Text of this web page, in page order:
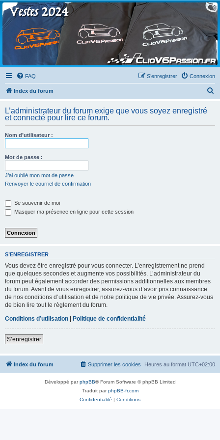
Clio V6 Passion
Le site français des passionnés de Clio V6
FAQ Connexion
S’enregistrer
Index du forum
h
L’administrateur du forum exige que vous soyez enregistré
et connecté pour lire ce forum.
Nom d’utilisateur :
Mot de passe :
J’ai oublié mon mot de passe
Renvoyer le courriel de confirmation
Se souvenir de moi
Masquer ma présence en ligne pour cette session
S’ENREGISTRER
Vous devez être enregistré pour vous connecter. L’enregistrement ne prend
que quelques secondes et augmente vos possibilités. L’administrateur du
forum peut également accorder des permissions additionnelles aux membres
du forum. Avant de vous enregistrer, assurez-vous d’avoir pris connaissance
de nos conditions d’utilisation et de notre politique de vie privée. Assurez-vous
de bien lire tout le règlement du forum.
Conditions d’utilisation
Politique de confidentialité
S’enregistrer
Index du forum Heures au format UTC+02:00
Supprimer les cookies
Développé parphpBB® Forum Software © phpBB Limited
Traduit parphpBB-fr.com
Confidentialité | Conditions